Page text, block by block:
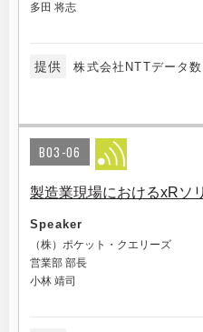
多田 将志
提供 株式会社NTTデータ
B03-06
製造業現場におけるxRソ
Speaker
（株）ポケット・クエリーズ
営業部 部長
小林 靖司